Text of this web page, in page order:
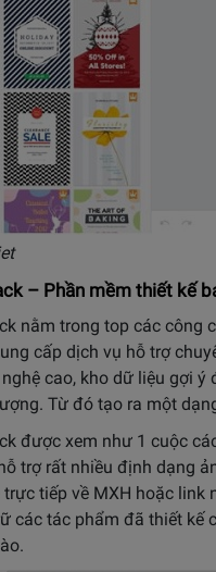
– Phần mềm thiết kế
nằm trong top các công
cấp dịch vụ hỗ trợ
cao, kho dữ liệu gợi
Từ đó tạo ra một
được xem như 1 cuộc
trợ rất nhiều định dạng
trực tiếp về MXH hoặc link
các tác phẩm đã thiết kế